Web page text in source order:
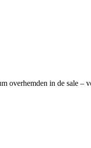
in de sale –